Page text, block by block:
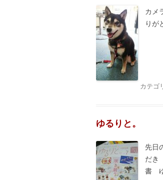
カメ
りが
カテゴ
ゆるりと。
先日
だき
書